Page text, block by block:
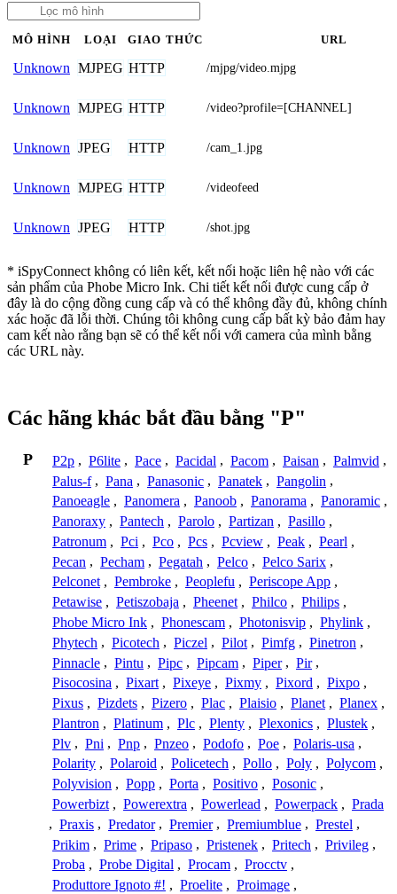
MÔ HÌNH LOẠI GIAO THỨC URL
Unknown MJPEG HTTP /mjpg/video.mjpg
Unknown MJPEG HTTP /video?profile=[CHANNEL]
Unknown JPEG HTTP /cam_1.jpg
Unknown MJPEG HTTP /videofeed
Unknown JPEG HTTP /shot.jpg
* iSpyConnect không có liên kết, kết nối hoặc liên hệ nào với các
sản phẩm của Phobe Micro Ink. Chi tiết kết nối được cung cấp ở
đây là do cộng đồng cung cấp và có thể không đầy đủ, không chính
xác hoặc đã lỗi thời. Chúng tôi không cung cấp bất kỳ bảo đảm hay
cam kết nào rằng bạn sẽ có thể kết nối với camera của mình bằng
các URL này.
Các hãng khác bắt đầu bằng "P"
P P2p , P6lite , Pace , Pacidal , Pacom , Paisan , Palmvid ,
Palus-f , Pana , Panasonic , Panatek , Pangolin ,
Panoeagle , Panomera , Panoob , Panorama , Panoramic ,
Panoraxy , Pantech , Parolo , Partizan , Pasillo ,
Patronum , Pci , Pco , Pcs , Pcview , Peak , Pearl ,
Pecan , Pecham , Pegatah , Pelco , Pelco Sarix ,
Pelconet , Pembroke , Peoplefu , Periscope App ,
Petawise , Petiszobaja , Pheenet , Philco , Philips ,
Phobe Micro Ink , Phonescam , Photonisvip , Phylink ,
Phytech , Picotech , Piczel , Pilot , Pimfg , Pinetron ,
Pinnacle , Pintu , Pipc , Pipcam , Piper , Pir ,
Pisocosina , Pixart , Pixeye , Pixmy , Pixord , Pixpo ,
Pixus , Pizdets , Pizero , Plac , Plaisio , Planet , Planex ,
Plantron , Platinum , Plc , Plenty , Plexonics , Plustek ,
Plv , Pni , Pnp , Pnzeo , Podofo , Poe , Polaris-usa ,
Polarity , Polaroid , Policetech , Pollo , Poly , Polycom ,
Polyvision , Popp , Porta , Positivo , Posonic ,
Powerbizt , Powerextra , Powerlead , Powerpack , Prada
, Praxis , Predator , Premier , Premiumblue , Prestel ,
Prikim , Prime , Pripaso , Pristenek , Pritech , Privileg ,
Proba , Probe Digital , Procam , Procctv ,
Produttore Ignoto #! , Proelite , Proimage ,